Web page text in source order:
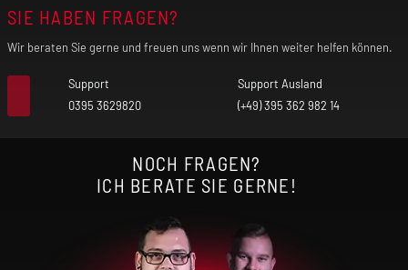
SIE HABEN FRAGEN?
Wir beraten Sie gerne und freuen uns wenn wir Ihnen weiter helfen können.
Support
0395 3629820
Support Ausland
(+49) 395 362 982 14
NOCH FRAGEN?
ICH BERATE SIE GERNE!